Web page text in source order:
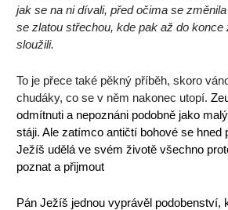
jak se na ni dívali, před očima se
se zlatou střechou, kde pak až do konce
sloužili.
To je přece také pěkný příběh, skoro
chudáky, co se v něm nakonec utopí.
odmítnuti a nepoznáni podobně jako
stáji. Ale zatímco antičtí bohové se hned
Ježíš udělá ve svém životě všechno
poznat a přijmout
Pán Ježíš jednou vyprávěl podobenství,